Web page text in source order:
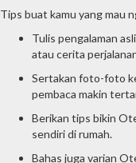
Tips buat kamu yang
Tulis pengalaman
atau cerita
Sertakan foto-foto
pembaca makin
Berikan tips bikin
sendiri di rumah.
Bahas juga varian